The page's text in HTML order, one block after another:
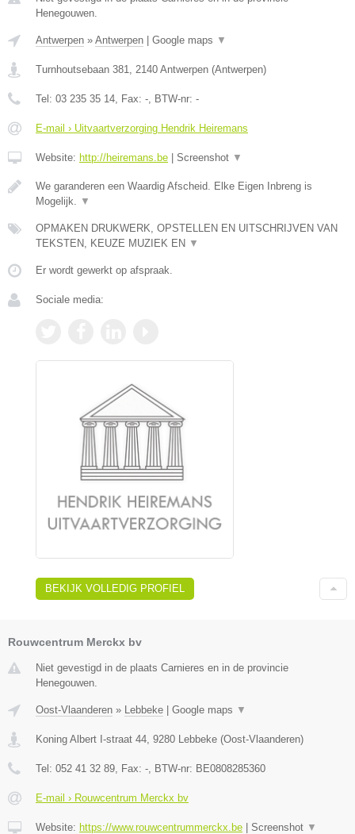
Henegouwen.
Antwerpen » Antwerpen | Google maps ▼
Turnhoutsebaan 381 2140 Antwerpen (Antwerpen)
Tel: 03 235 35 14 , Fax: - , BTW-nr: -
E-mail › Uitvaartverzorging Hendrik Heiremans
Website: http://heiremans.be | Screenshot ▼
We garanderen een Waardig Afscheid. Elke Eigen Inbreng is
Mogelijk.
▼
OPMAKEN DRUKWERK, OPSTELLEN EN UITSCHRIJVEN VAN
TEKSTEN, KEUZE MUZIEK EN ▼
Er wordt gewerkt op afspraak.
Sociale media:
BEKIJK VOLLEDIG PROFIEL
Rouwcentrum Merckx bv
Niet gevestigd in de plaats Carnieres en in de provincie
Henegouwen.
Oost-Vlaanderen » Lebbeke | Google maps ▼
Koning Albert I-straat 44 9280 Lebbeke (Oost-Vlaanderen)
Tel: 052 41 32 89 , Fax: - , BTW-nr: BE0808285360
E-mail › Rouwcentrum Merckx bv
Website: https://www.rouwcentrummerckx.be | Screenshot ▼